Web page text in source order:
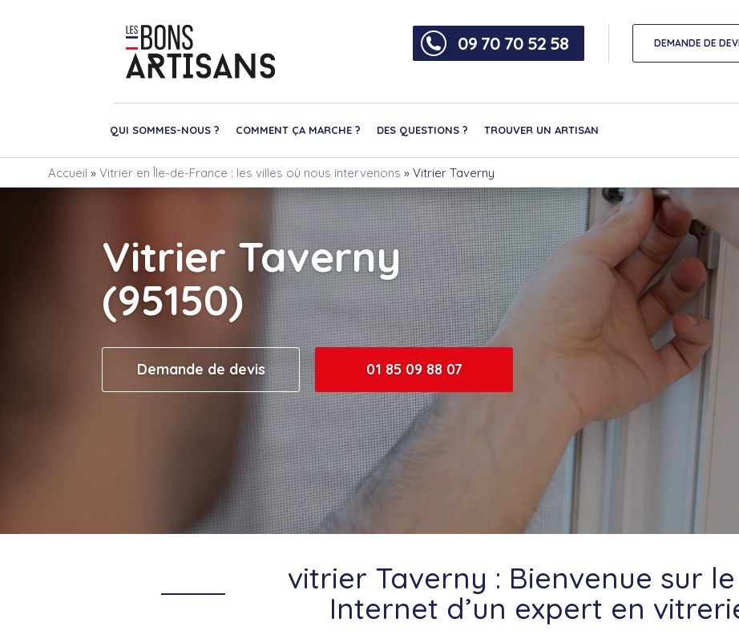
09 70 70 52 58 DEMANDE DE
QUI SOMMES-NOUS ? COMMENT ÇA MARCHE ? DES QUESTIONS ? TROUVER UN ARTISAN
Accueil » Vitrier en Île-de-France : les villes où nous intervenons » Vitrier Taverny
Vitrier Taverny
(95150)
Demande de devis 01 85 09 88 07
vitrier Taverny : Bienvenue sur
Internet d’un expert en